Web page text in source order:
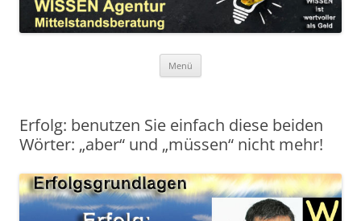
Menü
Erfolg: benutzen Sie einfach diese beiden
Wörter: „aber“ und „müssen“ nicht mehr!